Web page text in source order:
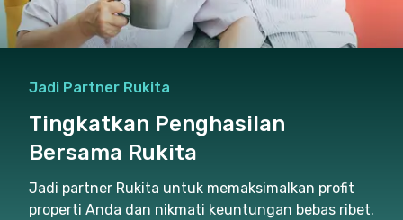
Jadi Partner Rukita
Tingkatkan Penghasilan
Bersama Rukita
Jadi partner Rukita untuk memaksimalkan profit
properti Anda dan nikmati keuntungan bebas ribet.